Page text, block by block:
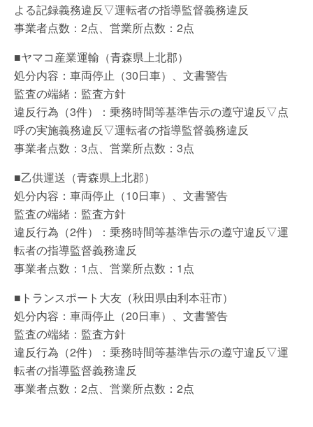
よる記録義務違反▽運転者の指導監督義務違反
事業者点数：2点、営業所点数：2点
■ヤマコ産業運輸（青森県上北郡）
処分内容：車両停止（30日車）、文書警告
監査の端緒：監査方針
違反行為（3件）：乗務時間等基準告示の遵守違反▽点
呼の実施義務違反▽運転者の指導監督義務違反
事業者点数：3点、営業所点数：3点
■乙供運送（青森県上北郡）
処分内容：車両停止（10日車）、文書警告
監査の端緒：監査方針
違反行為（2件）：乗務時間等基準告示の遵守違反▽運
転者の指導監督義務違反
事業者点数：1点、営業所点数：1点
■トランスポート大友（秋田県由利本荘市）
処分内容：車両停止（20日車）、文書警告
監査の端緒：監査方針
違反行為（2件）：乗務時間等基準告示の遵守違反▽運
転者の指導監督義務違反
事業者点数：2点、営業所点数：2点